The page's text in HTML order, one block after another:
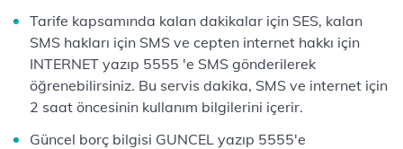
Tarife kapsamında kalan dakikalar için SES, kalan
SMS hakları için SMS ve cepten internet hakkı için
INTERNET yazıp 5555 'e SMS gönderilerek
öğrenebilirsiniz. Bu servis dakika, SMS ve internet için
2 saat öncesinin kullanım bilgilerini içerir.
Güncel borç bilgisi GUNCEL yazıp 5555'e